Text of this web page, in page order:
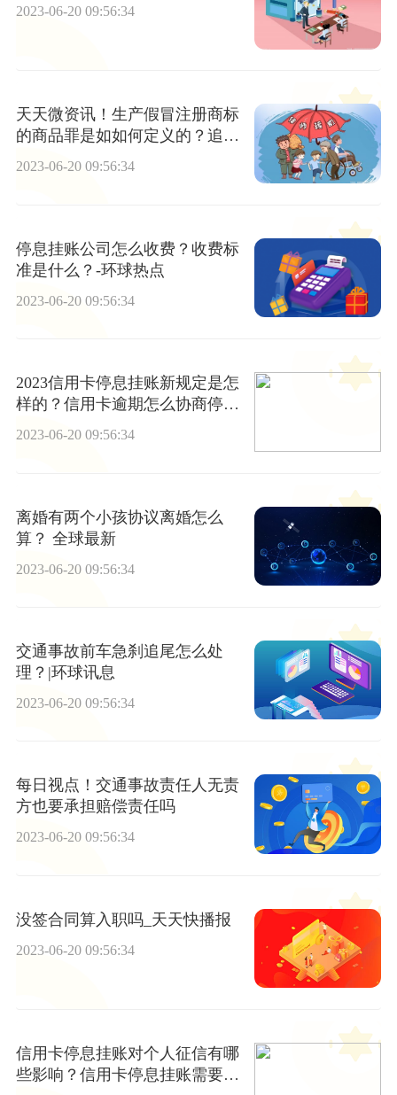
2023-06-20 09:56:34
天天微资讯！生产假冒注册商标
的商品罪是如如何定义的？追诉
标准是什么？
2023-06-20 09:56:34
停息挂账公司怎么收费？收费标
准是什么？-环球热点
2023-06-20 09:56:34
2023信用卡停息挂账新规定是怎
样的？信用卡逾期怎么协商停息
挂账?
2023-06-20 09:56:34
离婚有两个小孩协议离婚怎么
算？ 全球最新
2023-06-20 09:56:34
交通事故前车急刹追尾怎么处
理？|环球讯息
2023-06-20 09:56:34
每日视点！交通事故责任人无责
方也要承担赔偿责任吗
2023-06-20 09:56:34
没签合同算入职吗_天天快播报
2023-06-20 09:56:34
信用卡停息挂账对个人征信有哪
些影响？信用卡停息挂账需要哪